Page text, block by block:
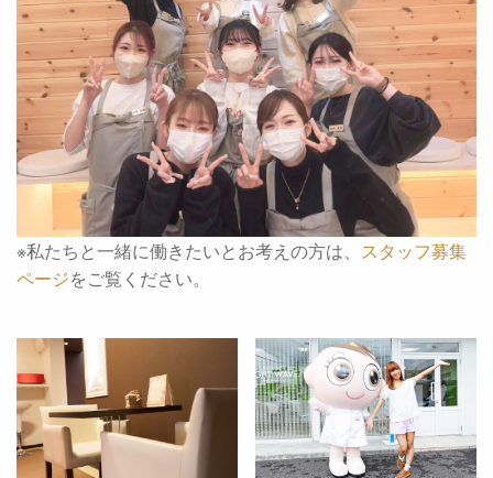
※私たちと一緒に働きたいとお考えの方は、 スタッフ募集
ページをご覧ください。